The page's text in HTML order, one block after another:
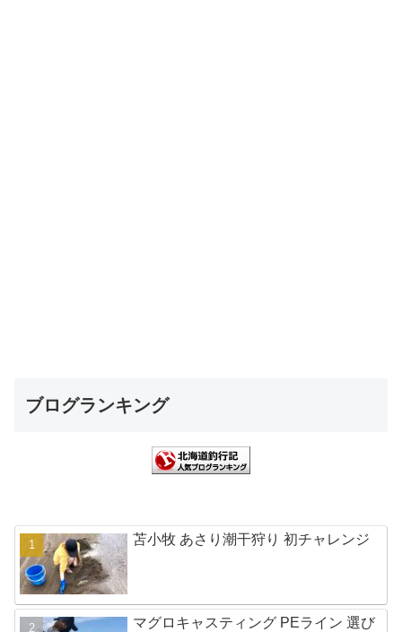
ブログランキング
苫小牧 あさり潮干狩り 初チャレンジ
マグロキャスティング PEライン 選び